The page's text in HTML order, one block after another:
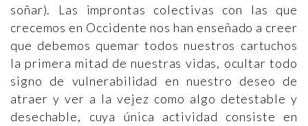
soñar). Las improntas colectivas con las que
crecemos en Occidente nos han enseñado a creer
que debemos quemar todos nuestros cartuchos
la primera mitad de nuestras vidas, ocultar todo
signo de vulnerabilidad en nuestro deseo de
atraer y ver a la vejez como algo detestable y
desechable, cuya única actividad consiste en